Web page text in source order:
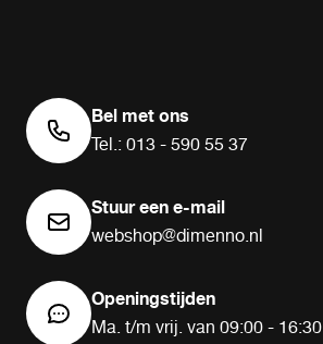
Bel met ons
Tel.: 013 - 590 55 37
Stuur een e-mail
webshop@dimenno.nl
Openingstijden
Ma. t/m vrij. van 09:00 - 16:30